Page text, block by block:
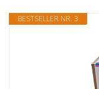
BESTSELLER NR. 3